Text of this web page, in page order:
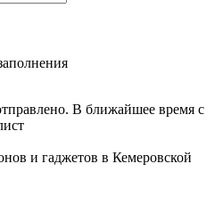
В ближайшее время с
и гаджетов в Кемеровской